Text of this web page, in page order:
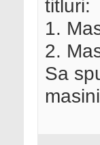
titluri:
1.
2.
Sa